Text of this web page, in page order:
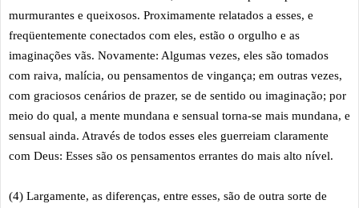
murmurantes e queixosos. Proximamente relatados a esses, e
freqüentemente conectados com eles, estão o orgulho e as
imaginações vãs. Novamente: Algumas vezes, eles são tomados
com raiva, malícia, ou pensamentos de vingança; em outras vezes,
com graciosos cenários de prazer, se de sentido ou imaginação; por
meio do qual, a mente mundana e sensual torna-se mais mundana, e
sensual ainda. Através de todos esses eles guerreiam claramente
com Deus: Esses são os pensamentos errantes do mais alto nível.
(4) Largamente, as diferenças, entre esses, são de outra sorte de